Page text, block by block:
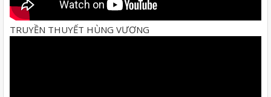
TRUYỀN THUYẾT HÙNG VƯƠNG